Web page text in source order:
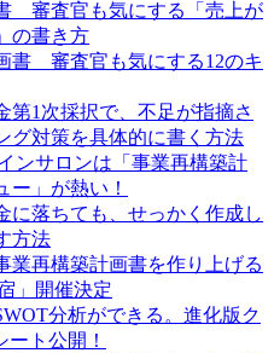
審査官も気にする「売上が
の書き方
書 審査官も気にする12のキ
第1次採択で、不足が指摘さ
グ対策を具体的に書く方法
ンサロンは「事業再構築計
ー」が熱い！
に落ちても、せっかく作成し
方法
再構築計画書を作り上げる
」開催決定
分析ができる。進化版ク
ート公開！